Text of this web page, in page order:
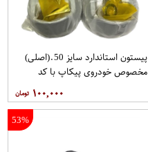
پیستون استاندارد سایز 50.(اصلی)
مخصوص خودروی پیکاپ با کد
فنیA2010-5V18B برند نیسان موتور
فروشگاه مگاموتور
۱۰۰,۰۰۰
53%